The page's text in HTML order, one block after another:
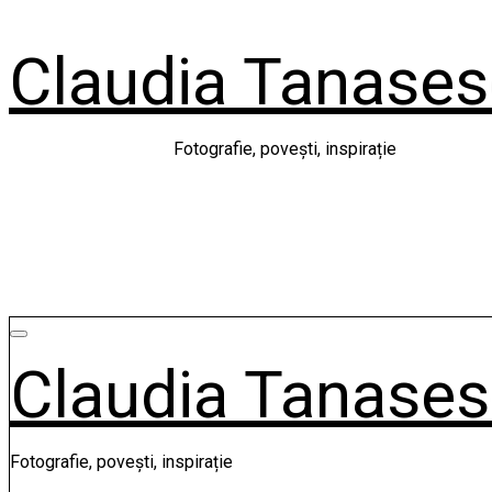
content
Claudia
Fotografie, povești, inspirație
Claudia
Fotografie, povești, inspirație